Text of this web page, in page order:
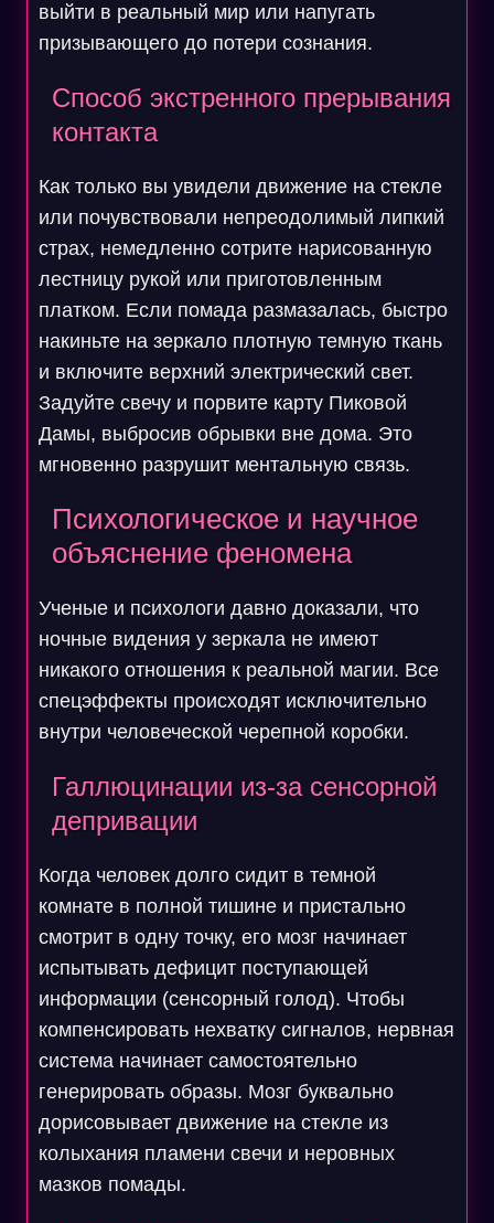
выйти в реальный мир или напугать
призывающего до потери сознания.
Способ экстренного прерывания
контакта
Как только вы увидели движение на стекле
или почувствовали непреодолимый липкий
страх, немедленно сотрите нарисованную
лестницу рукой или приготовленным
платком. Если помада размазалась, быстро
накиньте на зеркало плотную темную ткань
и включите верхний электрический свет.
Задуйте свечу и порвите карту Пиковой
Дамы, выбросив обрывки вне дома. Это
мгновенно разрушит ментальную связь.
Психологическое и научное
объяснение феномена
Ученые и психологи давно доказали, что
ночные видения у зеркала не имеют
никакого отношения к реальной магии. Все
спецэффекты происходят исключительно
внутри человеческой черепной коробки.
Галлюцинации из-за сенсорной
депривации
Когда человек долго сидит в темной
комнате в полной тишине и пристально
смотрит в одну точку, его мозг начинает
испытывать дефицит поступающей
информации (сенсорный голод). Чтобы
компенсировать нехватку сигналов, нервная
система начинает самостоятельно
генерировать образы. Мозг буквально
дорисовывает движение на стекле из
колыхания пламени свечи и неровных
мазков помады.